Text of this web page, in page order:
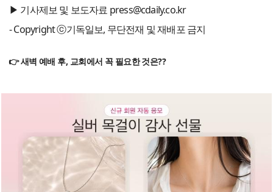
▶ 기사제보 및 보도자료 press@cdaily.co.kr
- Copyright ⓒ기독일보, 무단전재 및 재배포 금지
👉 새벽 예배 후, 교회에서 꼭 필요한 것은??